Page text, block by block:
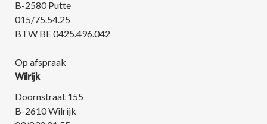
B-2580 Putte
015/75.54.25
BTW BE 0425.496.042
Op afspraak
Wilrijk
Doornstraat 155
B-2610 Wilrijk